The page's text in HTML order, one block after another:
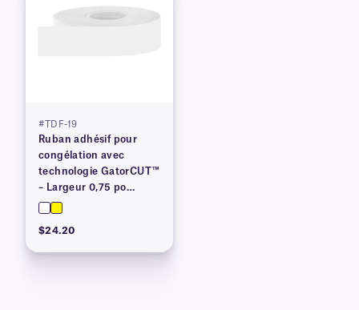
#TDF-19
Ruban adhésif pour
congélation avec
technologie GatorCUT™
– Largeur 0,75 po
(breveté)
$24.20